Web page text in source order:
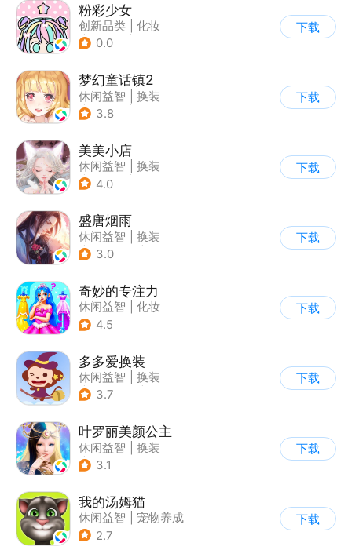
粉彩少女
创新品类
化妆
| 女性向
0.0
下载
梦幻童话镇2
休闲益智
换装
| 女性向
3.8
下载
美美小店
休闲益智
换装
| 女性向
4.0
下载
盛唐烟雨
休闲益智
换装
| 架空历史
3.0
下载
奇妙的专注力
休闲益智
化妆
| 宝宝巴士
4.5
下载
多多爱换装
休闲益智
换装
| 儿童游戏
3.7
下载
叶罗丽美颜公主
休闲益智
换装
| 动漫改编
3.1
下载
我的汤姆猫
休闲益智
宠物养成
| 汤姆猫
2.7
下载